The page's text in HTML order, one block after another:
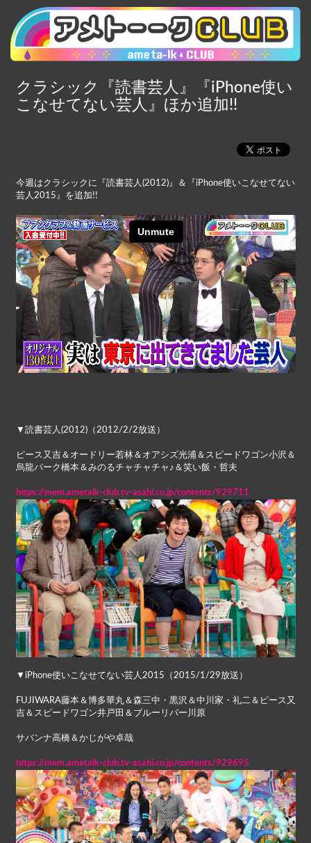
クラシック『読書芸人』『iPhone使い
こなせてない芸人』ほか追加!!
今週はクラシックに『読書芸人(2012)』＆『iPhone使いこなせてない
芸人2015』を追加!!
▼読書芸人(2012)（2012/2/2放送）
ピース又吉＆オードリー若林＆オアシズ光浦＆スピードワゴン小沢＆
烏龍パーク橋本＆みのるチャチャチャ♪＆笑い飯・哲夫
https://mem.ametalk-club.tv-asahi.co.jp/contents/929711
▼iPhone使いこなせてない芸人2015（2015/1/29放送）
FUJIWARA藤本＆博多華丸＆森三中・黒沢＆中川家・礼二＆ピース又
吉＆スピードワゴン井戸田＆ブルーリバー川原
サバンナ高橋＆かじがや卓哉
https://mem.ametalk-club.tv-asahi.co.jp/contents/929695